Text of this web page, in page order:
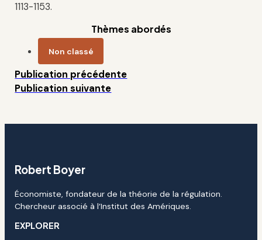
1113-1153.
Thèmes abordés
Non classé
Publication précédente
Publication suivante
Robert Boyer
Économiste, fondateur de la théorie de la régulation.
Chercheur associé à l’Institut des Amériques.
EXPLORER